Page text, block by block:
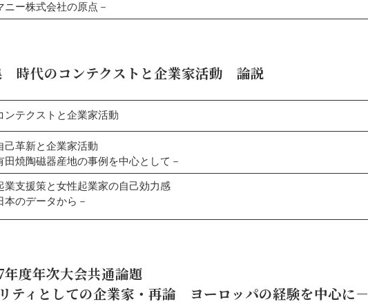
ー株式会社の原点－
時代のコンテクストと企業家活動 論説
ンテクストと企業家活動
己革新と企業家活動
陶磁器産地の事例を中心として－
業支援策と女性起業家の自己効力感
のデータから－
年度年次大会共通論題
ティとしての企業家・再論 ヨーロッパの経験を中心に－